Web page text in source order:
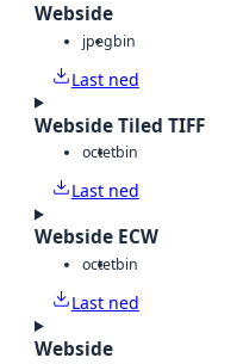
Webside
jpegbin
Last ned
Webside Tiled TIFF
octetbin
Last ned
Webside ECW
octetbin
Last ned
Webside